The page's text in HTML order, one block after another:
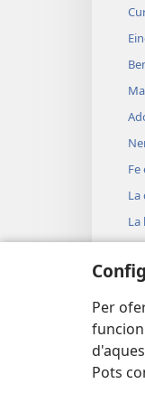
Per
Pots
Fe
La
La